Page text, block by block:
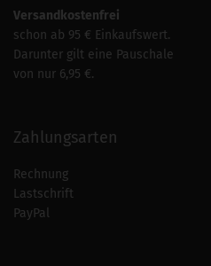
Versandkostenfrei
schon ab 95 € Einkaufswert.
Darunter gilt eine Pauschale
von nur 6,95 €.
Zahlungsarten
Rechnung
Lastschrift
PayPal